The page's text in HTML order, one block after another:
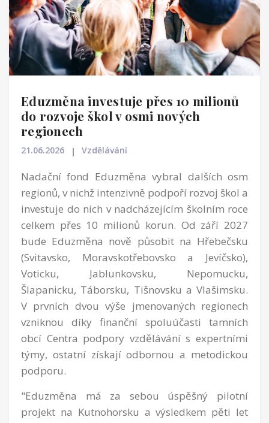
Eduzměna investuje přes 10 milionů
do rozvoje škol v osmi nových
regionech
21.06.2026 Vzdělávání
Nadační fond Eduzměna vybral dalších osm
regionů, v nichž intenzivně podpoří rozvoj škol a
investuje do nich v nadcházejícím školním roce
celkem přes 10 milionů korun. Od září 2027
bude Eduzměna nově působit na Hřebečsku
(Svitavsko, Moravskotřebovsko a Jevíčsko),
Voticku, Jablunkovsku, Nepomucku,
Šlapanicku, Táborsku, Tišnovsku a Vlašimsku.
V prvních dvou výše jmenovaných regionech
vzniknou díky finanční spoluúčasti tamních
obcí Centra podpory vzdělávání s expertními
týmy, ostatní získají odbornou a metodickou
podporu.
"Eduzměna má za sebou úspěšný pilotní
projekt na Kutnohorsku a výsledkem pěti let